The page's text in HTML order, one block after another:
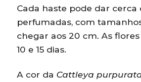
Cada haste pode dar cerca
perfumadas, com
chegar aos 20 cm. As
10 e 15 dias.
A cor da Cattleya